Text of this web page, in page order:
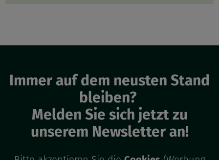
Immer auf dem neusten Stand
bleiben?
Melden Sie sich jetzt zu
unserem Newsletter an!